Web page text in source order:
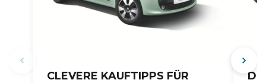
CLEVERE KAUFTIPPS FÜR